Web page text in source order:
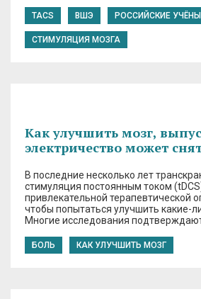
TACS ВШЭ РОССИЙСКИЕ
СТИМУЛЯЦИЯ МОЗГА
Как улучшить мозг,
электричество может
В последние несколько лет
стимуляция постоянным током
привлекательной терапевтической
чтобы попытаться улучшить какие-
Многие исследования
БОЛЬ КАК УЛУЧШИТЬ МОЗГ